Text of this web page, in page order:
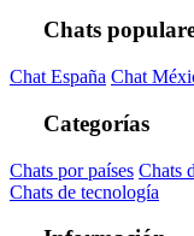
Chats
Chat España Chat
Categorías
Chats por países Chats
Chats de tecnología